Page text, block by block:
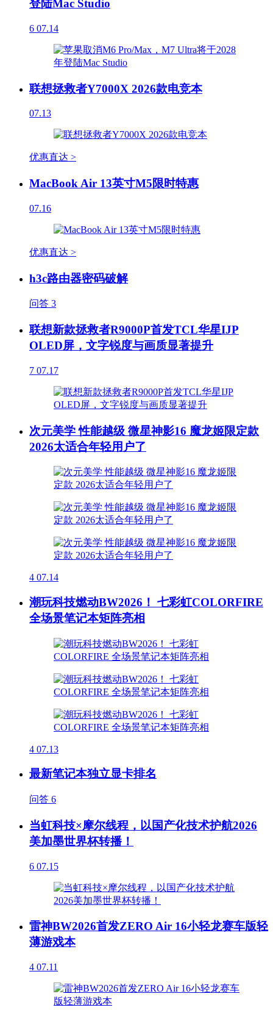
登陆Mac Studio
6 07.14
联想拯救者Y7000X 2026款电竞本
07.13
优惠直达 >
MacBook Air 13英寸M5限时特惠
07.16
优惠直达 >
h3c路由器密码破解
问答 3
联想新款拯救者R9000P首发TCL华星IJP
OLED屏，文字锐度与画质显著提升
7 07.17
次元美学 性能越级 微星神影16 魔龙姬限定款
2026太适合年轻用户了
4 07.14
潮玩科技燃动BW2026！ 七彩虹COLORFIRE
全场景笔记本矩阵亮相
4 07.13
最新笔记本独立显卡排名
问答 6
当虹科技×摩尔线程，以国产化技术护航2026
美加墨世界杯转播！
6 07.15
雷神BW2026首发ZERO Air 16小轻龙赛车版轻
薄游戏本
4 07.11